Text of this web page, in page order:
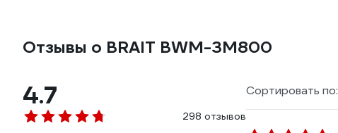
Отзывы о BRAIT BWM-3M800
4.7
298 отзывов
Сортировать по: